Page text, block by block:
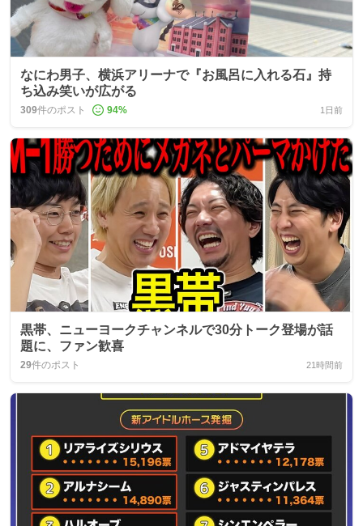
なにわ男子、横浜アリーナで『お風呂に入れる石』持
ち込み笑いが広がる
309件のポスト 94% 1日前
黒帯、ニューヨークチャンネルで30分トーク登場が話
題に、ファン歓喜
29件のポスト 21時間前